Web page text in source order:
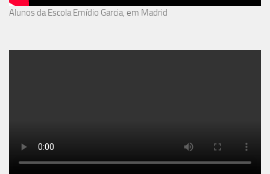
Alunos da Escola Emídio Garcia, em Madrid